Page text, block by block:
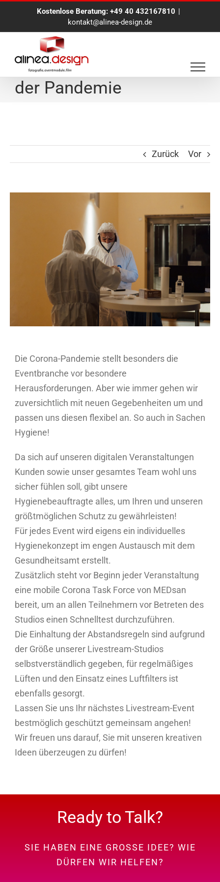
Kostenlose Beratung: +49 40 432167810 |
kontakt@alinea-design.de
Digitale Events in Zeiten
der Pandemie
Zurück Vor
Die Corona-Pandemie stellt besonders die
Eventbranche vor besondere
Herausforderungen. Aber wie immer gehen wir
zuversichtlich mit neuen Gegebenheiten um und
passen uns diesen flexibel an. So auch in Sachen
Hygiene!
Da sich auf unseren digitalen Veranstaltungen
Kunden sowie unser gesamtes Team wohl uns
sicher fühlen soll, gibt unsere
Hygienebeauftragte alles, um Ihren und unseren
größtmöglichen Schutz zu gewährleisten!
Für jedes Event wird eigens ein individuelles
Hygienekonzept im engen Austausch mit dem
Gesundheitsamt erstellt.
Zusätzlich steht vor Beginn jeder Veranstaltung
eine mobile Corona Task Force von MEDsan
bereit, um an allen Teilnehmern vor Betreten des
Studios einen Schnelltest durchzuführen.
Die Einhaltung der Abstandsregeln sind aufgrund
der Größe unserer Livestream-Studios
selbstverständlich gegeben, für regelmäßiges
Lüften und den Einsatz eines Luftfilters ist
ebenfalls gesorgt.
Lassen Sie uns Ihr nächstes Livestream-Event
bestmöglich geschützt gemeinsam angehen!
Wir freuen uns darauf, Sie mit unseren kreativen
Ideen überzeugen zu dürfen!
Ready to Talk?
SIE HABEN EINE GROSSE IDEE? WIE
DÜRFEN WIR HELFEN?